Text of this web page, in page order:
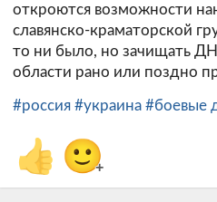
откроются возможности
славянско-краматорской
то ни было, но зачищать
области рано или поздно
#россия #украина #боевые
👍 🙂
+